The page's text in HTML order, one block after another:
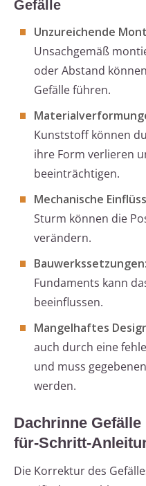
Gefälle
Unzureichende
Unsachgemäß
oder Abstand
Gefälle führen.
Kunststoff können
ihre Form verlieren
beeinträchtigen.
Mechanische
Sturm können die
verändern.
Bauwerkssetzungen:
Fundaments kann
beeinflussen.
Mangelhaftes
auch durch eine
und muss
werden.
Dachrinne
für-Schritt-
Die Korrektur des